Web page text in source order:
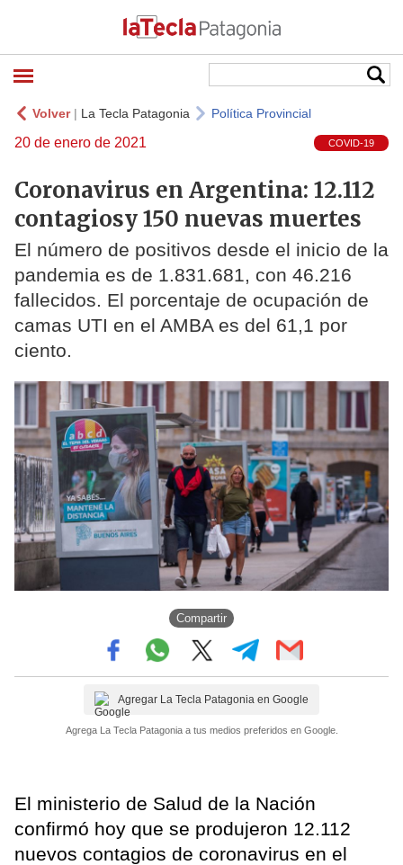
Volver| La Tecla Patagonia Política Provincial
20 de enero de 2021 COVID-19
Coronavirus en Argentina: 12.112
contagiosy 150 nuevas muertes
El número de positivos desde el inicio de la
pandemia es de 1.831.681, con 46.216
fallecidos. El porcentaje de ocupación de
camas UTI en el AMBA es del 61,1 por
ciento.
Compartir
Agregar La Tecla Patagonia en Google
Agrega La Tecla Patagonia a tus medios preferidos en Google.
El ministerio de Salud de la Nación
confirmó hoy que se produjeron 12.112
nuevos contagios de coronavirus en el